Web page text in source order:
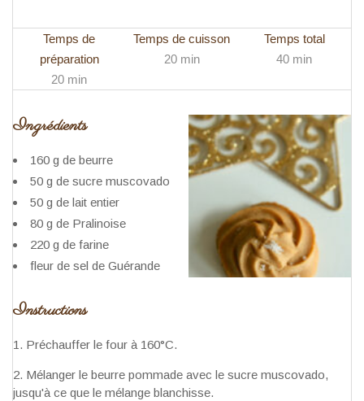
Temps de
préparation
20 min
Temps de cuisson
20 min
Temps total
40 min
Ingrédients
160 g de beurre
50 g de sucre muscovado
50 g de lait entier
80 g de Pralinoise
220 g de farine
fleur de sel de Guérande
Instructions
Préchauffer le four à 160°C.
Mélanger le beurre pommade avec le sucre muscovado,
jusqu'à ce que le mélange blanchisse.